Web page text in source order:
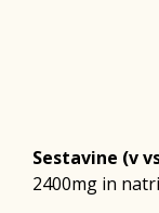
Sestavine (v
2400mg in